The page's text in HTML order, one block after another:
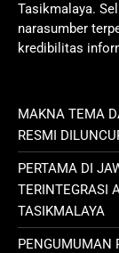
Tasikmalaya.
narasumber
kredibilitas
MAKNA TEMA
RESMI
PERTAMA DI
TERINTEGRASI
TASIKMALAYA
PENGUMUMAN